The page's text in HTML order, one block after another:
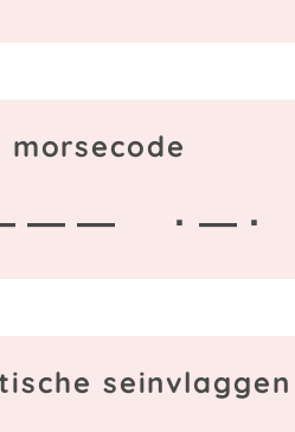
— — · — ·
seinvlaggen